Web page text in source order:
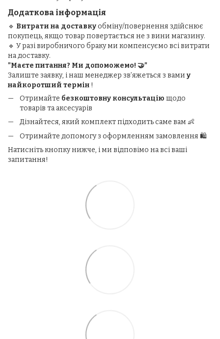
Додаткова інформація
🔹 Витрати на доставкуобміну/повернення здійснює
покупець, якщо товар повертається не з вини магазину.
🔹 У разі виробничого браку ми компенсуємо всі витрати
на доставку.
"Маєте питання? Ми допоможемо! 🤝"
Залиште заявку, і наш менеджер зв’яжеться з вами у
найкоротший термін !
Отримайте безкоштовну консультацію щодо
товарів та аксесуарів
Дізнайтеся, який комплект підходить саме вам 👶
Отримайте допомогу з оформленням замовлення 🛍️
Натисніть кнопку нижче, і ми відповімо на всі ваші
запитання!